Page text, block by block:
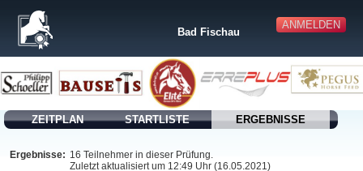
ANMELDEN
Bad Fischau
ZEITPLAN STARTLISTE ERGEBNISSE
Ergebnisse: 16 Teilnehmer in dieser Prüfung.
Zuletzt aktualisiert um 12:49 Uhr (16.05.2021)